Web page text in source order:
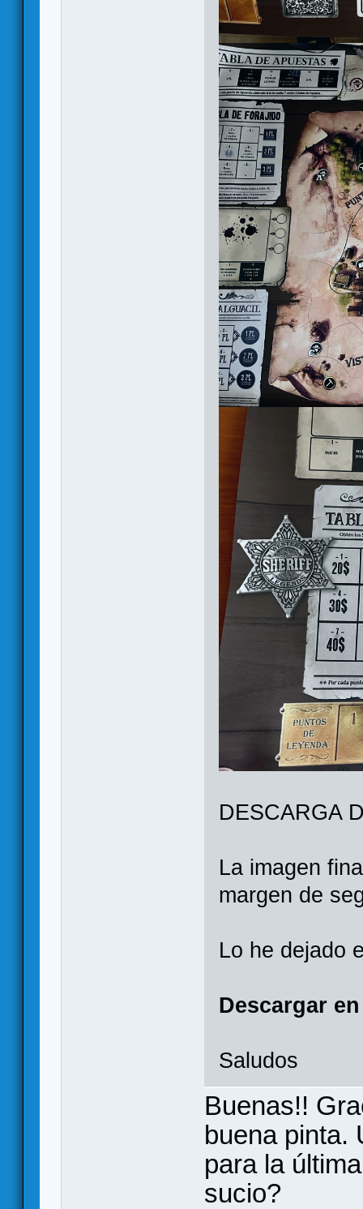
DESCARGA
La imagen
margen de
Lo he dejado
Descargar
Saludos
Buenas!!
buena pinta.
para la
sucio?